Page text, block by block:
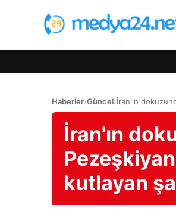
Haberler›Güncel›İran'ın
İran'ın
kutlayan